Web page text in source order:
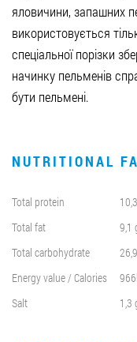
яловичини, запашних
використовується
спеціальної порізки
начинку пельменів
бути пельмені.
NUTRITIONAL
Total protein
Total fat
9,1
Total carbohydrate
Energy value / Calories
Salt
1,3